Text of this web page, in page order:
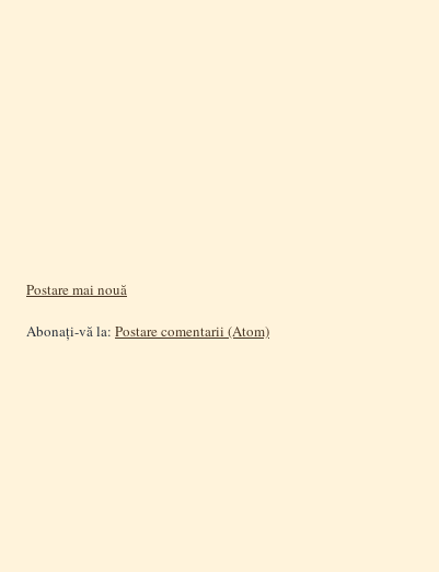
Postare mai nouă
Abonați-vă la: Postare comentarii (Atom)